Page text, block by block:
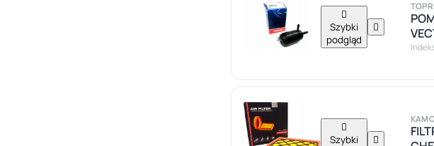

Szybki
podgląd


Szybki
